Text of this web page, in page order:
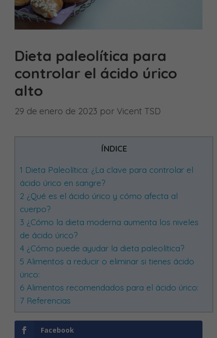
Dieta paleolítica para
controlar el ácido úrico
alto
29 de enero de 2023 por Vicent TSD
ÍNDICE
1 Dieta Paleolítica: ¿La clave para controlar el
ácido úrico en sangre?
2 ¿Qué es el ácido úrico y cómo afecta al
cuerpo?
3 ¿Cómo la dieta moderna aumenta los niveles
de ácido úrico?
4 ¿Cómo puede ayudar la dieta paleolítica?
5 Alimentos a reducir o eliminar si tienes ácido
úrico:
6 Alimentos recomendados para el ácido úrico:
7 Referencias
Facebook